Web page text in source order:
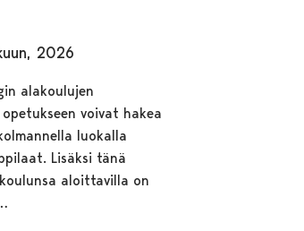
2026
alakoulujen
voivat hakea
luokalla
Lisäksi tänä
aloittavilla on